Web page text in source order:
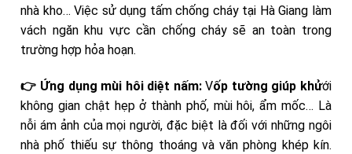
nhà kho… Việc sử dụng tấm chống cháy tại Hà Giang làm
vách ngăn khu vực cần chống cháy sẽ an toàn trong
trường hợp hỏa hoạn.
👉 Ứng dụng mùi hôi diệt nấm:Vốp tường giúp khửới
không gian chật hẹp ở thành phố, mùi hôi, ẩm mốc… Là
nỗi ám ảnh của mọi người, đặc biệt là đối với những ngôi
nhà phố thiếu sự thông thoáng và văn phòng khép kín.